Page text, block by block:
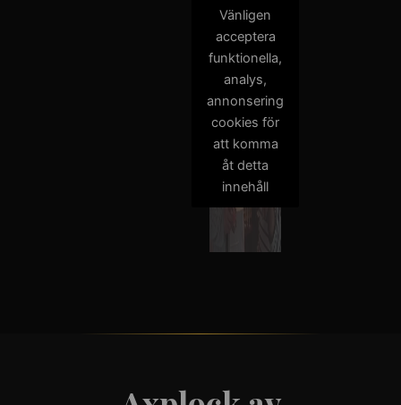
Vänligen
acceptera
funktionella,
analys,
annonsering
cookies för
att komma
åt detta
innehåll